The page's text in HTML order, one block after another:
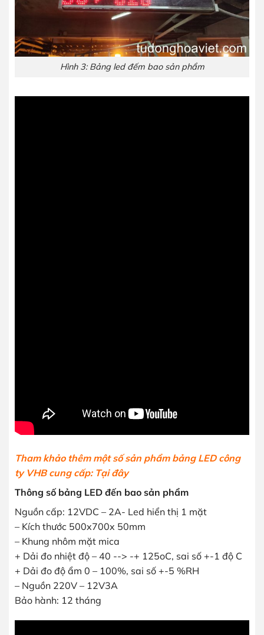
Hình 3: Bảng led đếm bao sản phẩm
Tham khảo thêm một số sản phẩm bảng LED công
ty VHB cung cấp: Tại đây
Thông số bảng LED đến bao sản phẩm
Nguồn cấp: 12VDC – 2A- Led hiển thị 1 mặt
– Kích thước 500x700x 50mm
– Khung nhôm mặt mica
+ Dải đo nhiệt độ – 40 --> -+ 125oC, sai số +-1 độ C
+ Dải đo độ ẩm 0 – 100%, sai số +-5 %RH
– Nguồn 220V – 12V3A
Bảo hành: 12 tháng